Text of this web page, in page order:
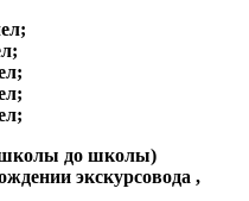
школы до школы)
экскурсовода ,